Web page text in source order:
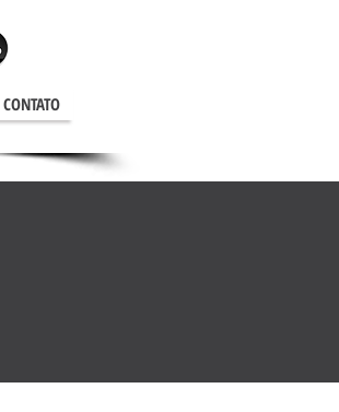
CONTATO